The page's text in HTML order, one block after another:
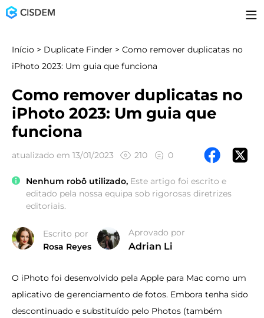
Início > Duplicate Finder > Como remover duplicatas no
iPhoto 2023: Um guia que funciona
Como remover duplicatas no
iPhoto 2023: Um guia que
funciona
atualizado em 13/01/2023 210 0
Nenhum robô utilizado, Este artigo foi escrito e
editado pela nossa equipa sob rigorosas diretrizes
editoriais.
Escrito por
Rosa Reyes
Aprovado por
Adrian Li
O iPhoto foi desenvolvido pela Apple para Mac como um
aplicativo de gerenciamento de fotos. Embora tenha sido
descontinuado e substituído pelo Photos (também